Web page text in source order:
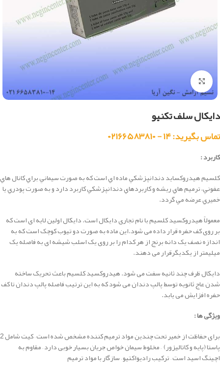
بزرگنمایی تصویر
دایکال سلف تکنیو
تماس بگیرید: ۱۴ - ۰۲۱۶۶۵۸۳۸۱۰
کاربرد :
كلسيم هيدروكسايد دندانپزشكي ماده اي است كه به صورت سيماني براي كانال هاي
عفوني، ترميم هاي ريشه و كاربردهاي دندانپزشكي كاربرد دارد و به صورت پودري يا
خميري عرضه مي گردد.
معمولاً هیدروکسید کلسیم با نام تجاری دایکال است. دایکال اولین لایه ای است که
بر روی کف حفره قرار داده می شود.این ماده به صورت دو تیوب کوچک است که به
اندازه نصف یک دانه برنج از هر کدام را بر روی یک اسلب شیشه ای به فاصله یک
میلیمتر از یکدیگرقرار می دهند.
دایکال ظرف چند ثانیه سفت می شود. هیدروکسید کلسیم باعث تحریک ساخته
شدن عاج ثانویه توسط پالپ دندان می شود که به این ترتیب فاصله پالپ دندان تا کف
حفره افزایش می یابد.
ویژگی ها :
برای حفاظت از خمیر تحت چندین مواد ترمیم کننده مشخص شده است –
کیت شامل 2
پاستا (پایه و کاتالیزور) –مخلوط سیمان خواص جریان بسیار خوبی دارد –مقاوم به
اچینگ اسید است –ترکیب رادیواکتیو –سازگار با مواد ترمیم